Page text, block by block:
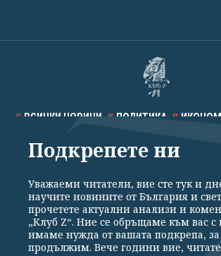
ВСИЧКИ НОВИНИ ПОЛИТИКА
СПОРТ КУЛТУРА ТЕХНОЛОГИИ
Подкрепете ни
Уважаеми читатели, вие сте тук и
научите новините от България и
прочетете актуални анализи и
„Клуб Z“. Ние се обръщаме към вас с
имаме нужда от вашата подкрепа,
продължим. Вече години вие,